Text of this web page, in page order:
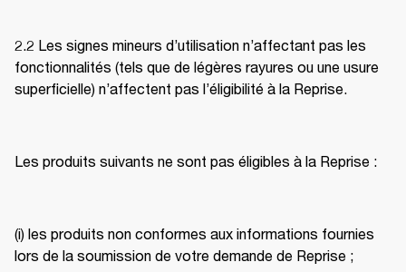
2.2 Les signes mineurs d’utilisation n’affectant pas les
fonctionnalités (tels que de légères rayures ou une usure
superficielle) n’affectent pas l’éligibilité à la Reprise.
Les produits suivants ne sont pas éligibles à la Reprise :
(i) les produits non conformes aux informations fournies
lors de la soumission de votre demande de Reprise ;